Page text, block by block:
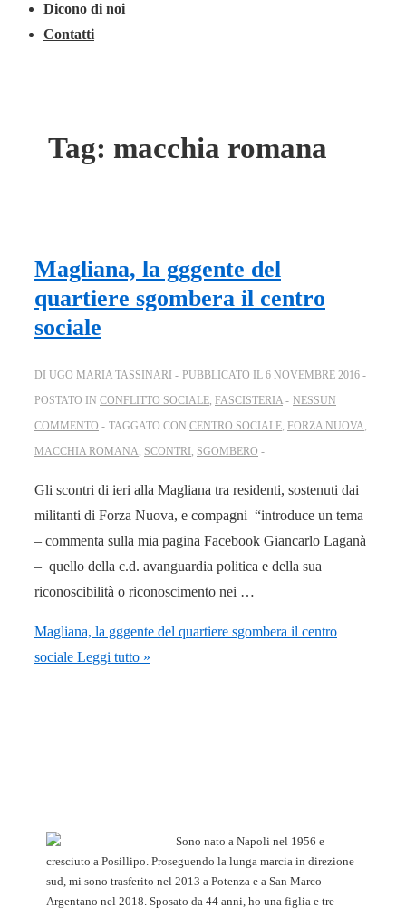
Dicono di noi
Contatti
Tag: macchia romana
Magliana, la gggente del
quartiere sgombera il centro
sociale
DI UGO MARIA TASSINARI PUBBLICATO IL 6 NOVEMBRE 2016
POSTATO IN CONFLITTO SOCIALE, FASCISTERIA
NESSUN
COMMENTO
TAGGATO CON CENTRO SOCIALE, FORZA NUOVA,
MACCHIA ROMANA, SCONTRI , SGOMBERO
Gli scontri di ieri alla Magliana tra residenti, sostenuti dai
militanti di Forza Nuova, e compagni “introduce un tema
– commenta sulla mia pagina Facebook Giancarlo Laganà
– quello della c.d. avanguardia politica e della sua
riconoscibilità o riconoscimento nei …
Magliana, la gggente del quartiere sgombera il centro
sociale Leggi tutto »
Sono nato a Napoli nel 1956 e
cresciuto a Posillipo. Proseguendo la lunga marcia in direzione
sud, mi sono trasferito nel 2013 a Potenza e a San Marco
Argentano nel 2018. Sposato da 44 anni, ho una figlia e tre